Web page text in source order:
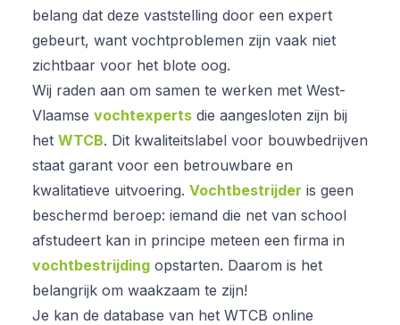
belang dat deze vaststelling door een expert
gebeurt, want vochtproblemen zijn vaak niet
zichtbaar voor het blote oog.
Wij raden aan om samen te werken met West-
Vlaamse vochtexperts die aangesloten zijn bij
het WTCB. Dit kwaliteitslabel voor bouwbedrijven
staat garant voor een betrouwbare en
kwalitatieve uitvoering. Vochtbestrijder is geen
beschermd beroep: iemand die net van school
afstudeert kan in principe meteen een firma in
vochtbestrijding opstarten. Daarom is het
belangrijk om waakzaam te zijn!
Je kan de database van het WTCB online